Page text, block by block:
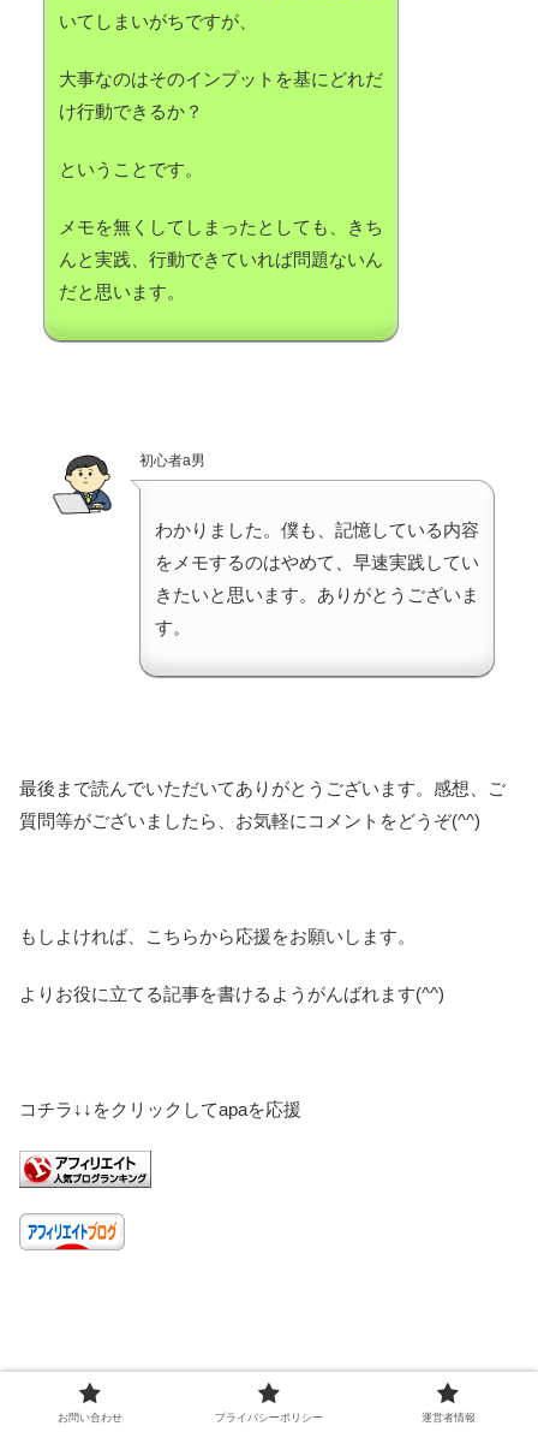
いてしまいがちですが、
大事なのはそのインプットを基にどれだ
け行動できるか？
ということです。
メモを無くしてしまったとしても、きち
んと実践、行動できていれば問題ないん
だと思います。
初心者a男
わかりました。僕も、記憶している内容
をメモするのはやめて、早速実践してい
きたいと思います。ありがとうございま
す。
最後まで読んでいただいてありがとうございます。感想、ご
質問等がございましたら、お気軽にコメントをどうぞ(^^)
もしよければ、こちらから応援をお願いします。
よりお役に立てる記事を書けるようがんばれます(^^)
コチラ↓↓をクリックしてapaを応援
お問い合わせ プライバシーポリシー 運営者情報